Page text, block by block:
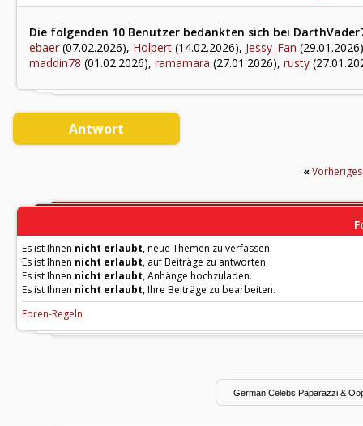
Die folgenden 10 Benutzer bedankten sich bei
ebaer (07.02.2026), Holpert (14.02.2026), Jessy_Fan
maddin78 (01.02.2026), ramamara (27.01.2026), rusty
Antwort
«
Es ist Ihnen nicht erlaubt, neue Themen zu verfassen.
Es ist Ihnen nicht erlaubt, auf Beiträge zu antworten.
Es ist Ihnen nicht erlaubt, Anhänge hochzuladen.
Es ist Ihnen nicht erlaubt, Ihre Beiträge zu bearbeiten.
Foren-Regeln